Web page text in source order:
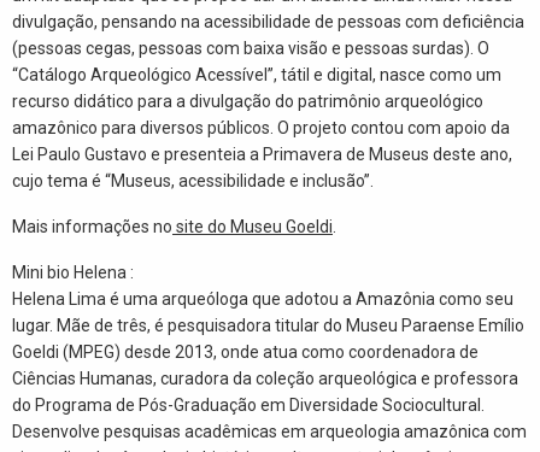
divulgação, pensando na acessibilidade de pessoas com deficiência
(pessoas cegas, pessoas com baixa visão e pessoas surdas). O
“Catálogo Arqueológico Acessível”, tátil e digital, nasce como um
recurso didático para a divulgação do patrimônio arqueológico
amazônico para diversos públicos. O projeto contou com apoio da
Lei Paulo Gustavo e presenteia a Primavera de Museus deste ano,
cujo tema é “Museus, acessibilidade e inclusão”.
Mais informações no site do Museu Goeldi
Mini bio Helena :
Helena Lima é uma arqueóloga que adotou a Amazônia como seu
lugar. Mãe de três, é pesquisadora titular do Museu Paraense Emílio
Goeldi (MPEG) desde 2013, onde atua como coordenadora de
Ciências Humanas, curadora da coleção arqueológica e professora
do Programa de Pós-Graduação em Diversidade Sociocultural.
Desenvolve pesquisas acadêmicas em arqueologia amazônica com